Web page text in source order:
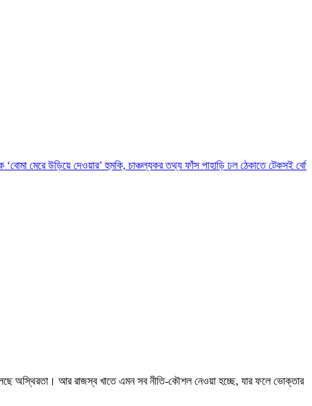
দেওয়ার’ হুমকি, চাঞ্চল্যকর তথ্য ফাঁসপাহাড়ি ঢল ঠেকাতে টেকসই বেড়িবাঁধ নির্মাণ করা
চলছে অস্থিরতা। আর রাজস্ব খাতে এমন সব নীতি-কৌশল নেওয়া হচ্ছে, যার ফলে ভোক্তার